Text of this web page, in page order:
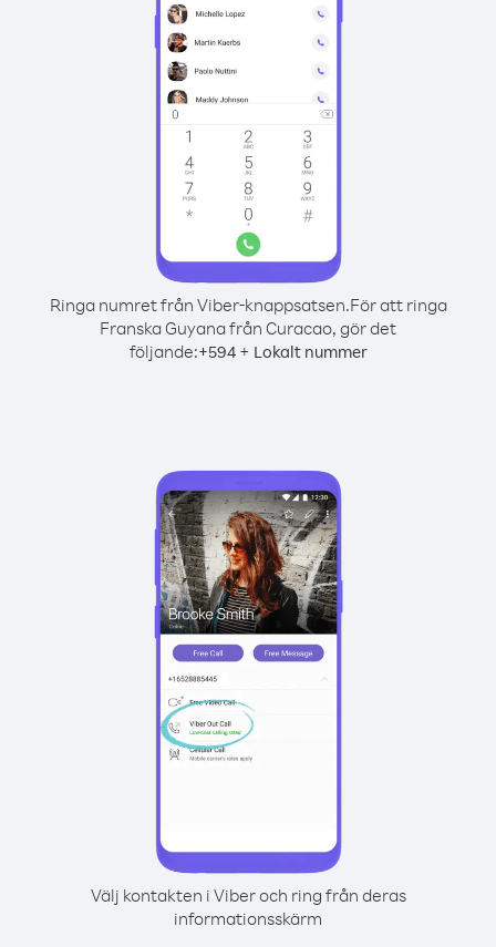
Ringa numret från Viber-knappsatsen.För att ringa
Franska Guyana från Curacao, gör det
följande:+594+ Lokalt nummer
Välj kontakten i Viber och ring från deras
informationsskärm